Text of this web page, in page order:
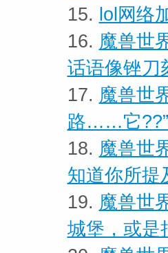
15. lol网络
16. 魔兽世
话语像锉刀
17. 魔兽世
路……它
18. 魔兽世
知道你所提
19. 魔兽世
城堡，或是